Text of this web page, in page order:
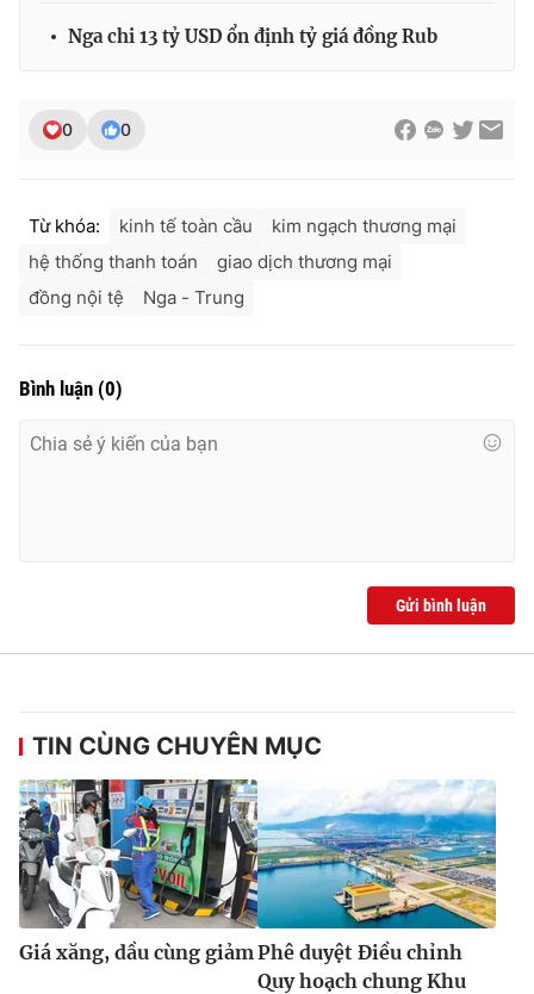
Email:toasoan@vtv.vn
thuận bằng văn bản. Ghi rõ nguồn VTV.vn khi phát hành lại
Nga chi 13 tỷ USD ổn định tỷ giá đồng Rub
0 0
Từ khóa: kinh tế toàn cầu
kim ngạch thương mại
hệ thống thanh toán
giao dịch thương mại
đồng nội tệ
Nga - Trung
Bình luận (0)
Gửi bình luận
TIN CÙNG CHUYÊN MỤC
Giá xăng, dầu cùng giảm Phê duyệt Điều chỉnh
Quy hoạch chung Khu